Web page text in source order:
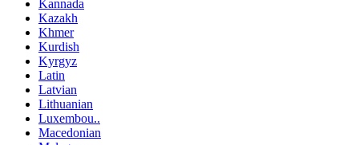
Kannada
Kazakh
Khmer
Kurdish
Kyrgyz
Latin
Latvian
Lithuanian
Luxembou..
Macedonian